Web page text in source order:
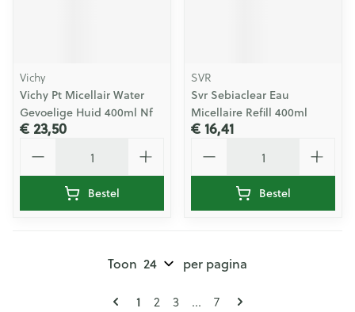
Vichy
Vichy Pt Micellair Water
Gevoelige Huid 400ml Nf
€ 23,50
Bestel
SVR
Svr Sebiaclear Eau
Micellaire Refill 400ml
€ 16,41
Bestel
Pagina's
U lees momenteel pagina
1 Pagina
2 Pagina
3 ... Pagina
7
Toon per pagina